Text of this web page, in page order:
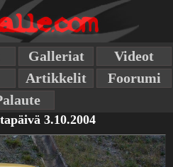
Galleriat
Videot
Artikkelit
Foorumi
3.10.2004